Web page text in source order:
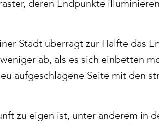
deren Endpunkte
Stadt überragt zur Hälfte das
ab, als es sich einbetten
aufgeschlagene Seite mit den
zu eigen ist, unter anderem in